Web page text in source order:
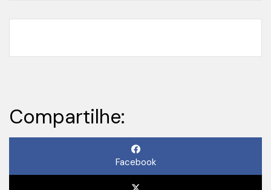
Compartilhe:
Facebook